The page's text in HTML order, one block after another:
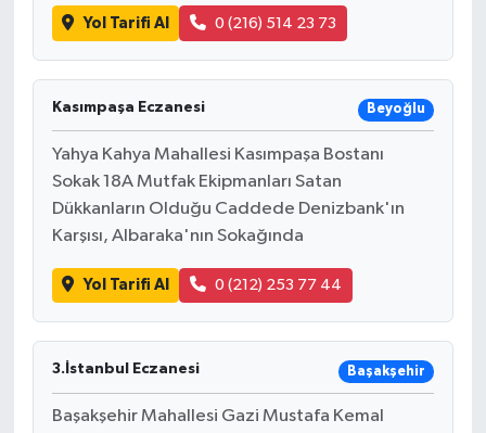
Yol Tarifi Al 0 (216) 514 23 73
Kasımpaşa Eczanesi Beyoğlu
Yahya Kahya Mahallesi Kasımpaşa Bostanı
Sokak 18A Mutfak Ekipmanları Satan
Dükkanların Olduğu Caddede Denizbank'ın
Karşısı, Albaraka'nın Sokağında
Yol Tarifi Al 0 (212) 253 77 44
3.İstanbul Eczanesi Başakşehir
Başakşehir Mahallesi Gazi Mustafa Kemal